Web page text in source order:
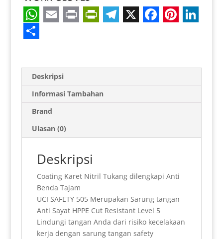
W
h
a
A
p
p
a
i
l
i
n
t
i
t
F
r
i
e
n
l
y
l
g
r
a
m
c
o
o
k
n
r
e
s
n
d
I
n
h
e
Deskripsi
Informasi Tambahan
Brand
Ulasan (0)
Deskripsi
Coating Karet Nitril Tukang dilengkapi Anti
Benda Tajam
UCI SAFETY 505 Merupakan Sarung tangan
Anti Sayat HPPE Cut Resistant Level 5
Lindungi tangan Anda dari risiko kecelakaan
kerja dengan sarung tangan safety